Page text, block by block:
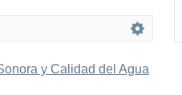
y Calidad del Agua